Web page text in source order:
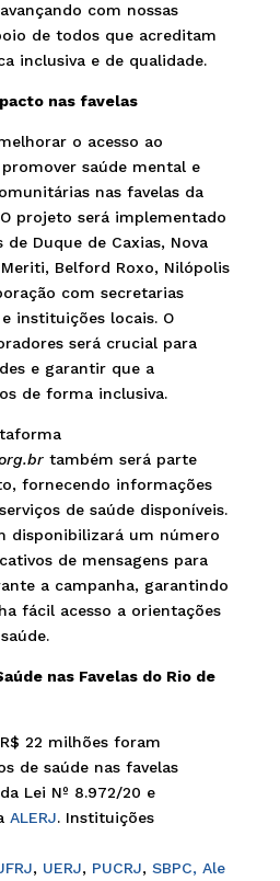
com nossas
de todos que acreditam
inclusiva e de qualidade.
nas favelas
o acesso ao
saúde mental e
nas favelas da
projeto será implementado
Duque de Caxias, Nova
Belford Roxo, Nilópolis
com secretarias
instituições locais. O
será crucial para
e garantir que a
de forma inclusiva.
também será parte
fornecendo informações
de saúde disponíveis.
disponibilizará um número
de mensagens para
a campanha, garantindo
fácil acesso a orientações
nas Favelas do Rio de
22 milhões foram
de saúde nas favelas
Lei Nº 8.972/20 e
ALERJ. Instituições
, UERJ, PUCRJ, SBPC, Ale